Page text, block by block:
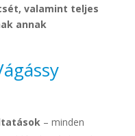
valamint teljes
annak
– minden